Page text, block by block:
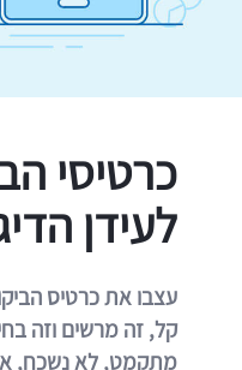
כרטיסי
לעידן
מתקמט, לא נשכח,